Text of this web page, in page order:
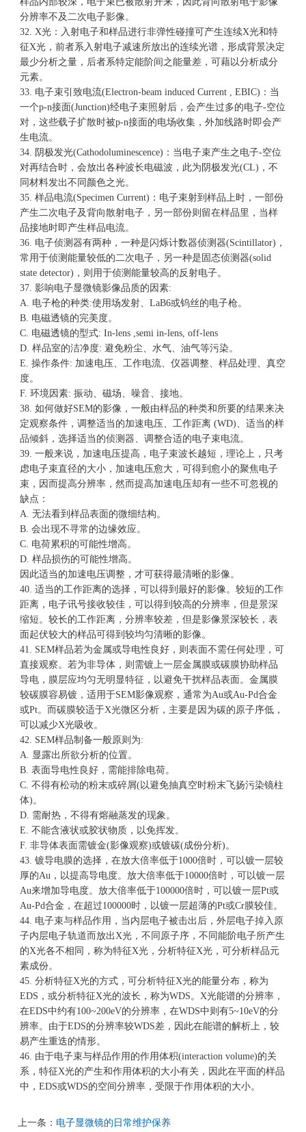
分辨率不及二次电子影像。
32. X光：入射电子和样品进行非弹性碰撞可产生连续X光和特
征X光，前者系入射电子减速所放出的连续光谱，形成背景决定
最少分析之量，后者系特定能阶间之能量差，可藉以分析成分
元素。
33. 电子束引致电流(Electron-beam induced Current , EBIC)：当
一个p-n接面(Junction)经电子束照射后，会产生过多的电子-空位
对，这些载子扩散时被p-n接面的电场收集，外加线路时即会产
生电流。
34. 阴极发光(Cathodoluminescence)：当电子束产生之电子-空位
对再结合时，会放出各种波长电磁波，此为阴极发光(CL)，不
同材料发出不同颜色之光。
35. 样品电流(Specimen Current)：电子束射到样品上时，一部份
产生二次电子及背向散射电子，另一部份则留在样品里，当样
品接地时即产生样品电流。
36. 电子侦测器有两种，一种是闪烁计数器侦测器(Scintillator)，
常用于侦测能量较低的二次电子，另一种是固态侦测器(solid
state detector)，则用于侦测能量较高的反射电子。
37. 影响电子显微镜影像品质的因素:
A. 电子枪的种类:使用场发射、LaB6或钨丝的电子枪。
B. 电磁透镜的完美度。
C. 电磁透镜的型式: In-lens ,semi in-lens, off-lens
D. 样品室的洁净度: 避免粉尘、水气、油气等污染。
E. 操作条件: 加速电压、工作电流、仪器调整、样品处理、真空
度。
F. 环境因素: 振动、磁场、噪音、接地。
38. 如何做好SEM的影像，一般由样品的种类和所要的结果来决
定观察条件，调整适当的加速电压、工作距离 (WD)、适当的样
品倾斜，选择适当的侦测器、调整合适的电子束电流。
39. 一般来说，加速电压提高，电子束波长越短，理论上，只考
虑电子束直径的大小，加速电压愈大，可得到愈小的聚焦电子
束，因而提高分辨率，然而提高加速电压却有一些不可忽视的
缺点：
A. 无法看到样品表面的微细结构。
B. 会出现不寻常的边缘效应。
C. 电荷累积的可能性增高。
D. 样品损伤的可能性增高。
因此适当的加速电压调整，才可获得最清晰的影像。
40. 适当的工作距离的选择，可以得到最好的影像。较短的工作
距离，电子讯号接收较佳，可以得到较高的分辨率，但是景深
缩短。较长的工作距离，分辨率较差，但是影像景深较长，表
面起伏较大的样品可得到较均匀清晰的影像。
41. SEM样品若为金属或导电性良好，则表面不需任何处理，可
直接观察。若为非导体，则需镀上一层金属膜或碳膜协助样品
导电，膜层应均匀无明显特征，以避免干扰样品表面。金属膜
较碳膜容易镀，适用于SEM影像观察，通常为Au或Au-Pd合金
或Pt。而碳膜较适于X光微区分析，主要是因为碳的原子序低，
可以减少X光吸收。
42. SEM样品制备一般原则为:
A. 显露出所欲分析的位置。
B. 表面导电性良好，需能排除电荷。
C. 不得有松动的粉末或碎屑(以避免抽真空时粉末飞扬污染镜柱
体)。
D. 需耐热，不得有熔融蒸发的现象。
E. 不能含液状或胶状物质，以免挥发。
F. 非导体表面需镀金(影像观察)或镀碳(成份分析)。
43. 镀导电膜的选择，在放大倍率低于1000倍时，可以镀一层较
厚的Au，以提高导电度。放大倍率低于10000倍时，可以镀一层
Au来增加导电度。放大倍率低于100000倍时，可以镀一层Pt或
Au-Pd合金，在超过100000时，以镀一层超薄的Pt或Cr膜较佳。
44. 电子束与样品作用，当内层电子被击出后，外层电子掉入原
子内层电子轨道而放出X光，不同原子序，不同能阶电子所产生
的X光各不相同，称为特征X光，分析特征X光，可分析样品元
素成份。
45. 分析特征X光的方式，可分析特征X光的能量分布，称为
EDS，或分析特征X光的波长，称为WDS。X光能谱的分辨率，
在EDS中约有100~200eV的分辨率，在WDS中则有5~10eV的分
辨率。由于EDS的分辨率较WDS差，因此在能谱的解析上，较
易产生重迭的情形。
46. 由于电子束与样品作用的作用体积(interaction volume)的关
系，特征X光的产生和作用体积的大小有关，因此在平面的样品
中，EDS或WDS的空间分辨率，受限于作用体积的大小。
上一条： 电子显微镜的日常维护保养